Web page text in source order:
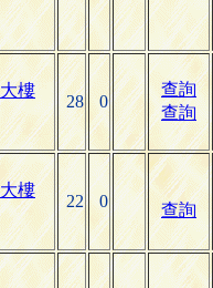
樓
28 0
查詢
查詢
樓
22 0 查詢